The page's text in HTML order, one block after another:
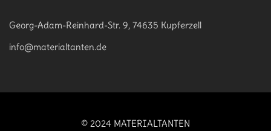
Georg-Adam-Reinhard-Str. 9, 74635 Kupferzell
info@materialtanten.de
© 2024 MATERIALTANTEN